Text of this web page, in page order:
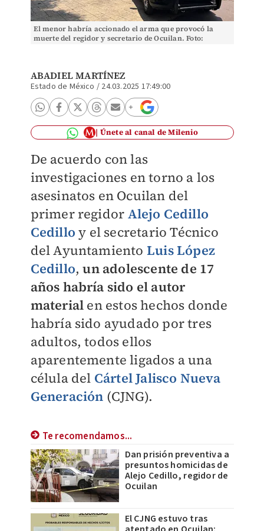
El menor habría accionado el arma que provocó la
muerte del regidor y secretario de Ocuilan. Foto:
ABADIEL MARTÍNEZ
Estado de México / 24.03.2025 17:49:00
Únete al canal de Milenio
De acuerdo con las
investigaciones en torno a los
asesinatos en Ocuilan del
primer regidor Alejo Cedillo
Cedillo y el secretario Técnico
del Ayuntamiento Luis López
Cedillo, un adolescente de 17
años habría sido el autor
material en estos hechos donde
habría sido ayudado por tres
adultos, todos ellos
aparentemente ligados a una
célula del Cártel Jalisco Nueva
Generación (CJNG).
Te recomendamos...
Dan prisión preventiva a
presuntos homicidas de
Alejo Cedillo, regidor de
Ocuilan
El CJNG estuvo tras